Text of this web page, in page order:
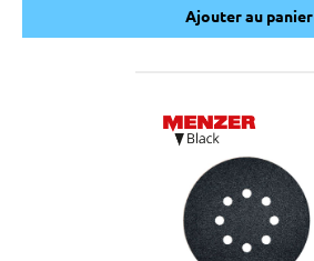
Ajouter au panier
Ajouter au panier